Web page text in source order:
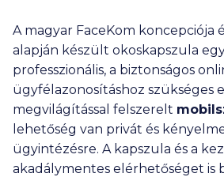
A magyar FaceKom koncepciója
alapján készült okoskapszula
professzionális, a biztonságos
ügyfélazonosításhoz szükséges
megvilágítással felszerelt
lehetőség van privát és
ügyintézésre. A kapszula és a
akadálymentes elérhetőséget is